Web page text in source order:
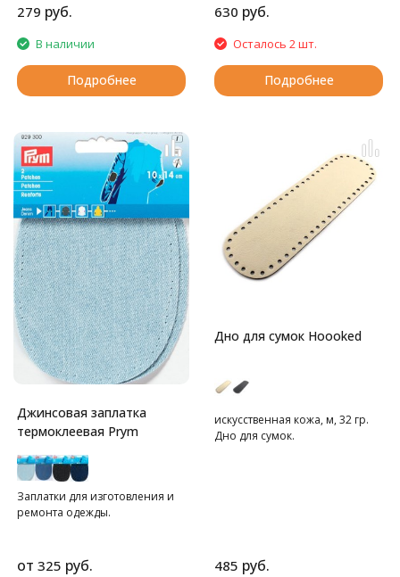
279 руб.
В наличии
Подробнее
630 руб.
Осталось 2 шт.
Подробнее
Джинсовая заплатка
термоклеевая Prym
Заплатки для изготовления и
ремонта одежды.
от 325 руб.
Дно для сумок Hoooked
искусственная кожа, м, 32 гр.
Дно для сумок.
485 руб.